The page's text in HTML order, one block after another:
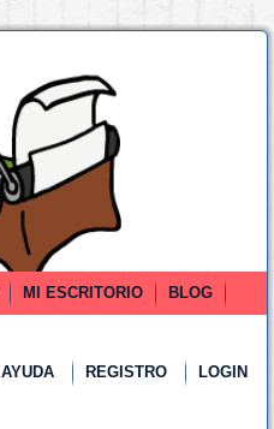
MI ESCRITORIO
BLOG
AYUDA REGISTRO LOGIN